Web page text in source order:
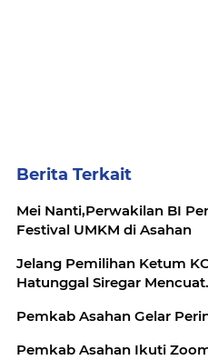
Berita Terkait
Mei Nanti,Perwakilan BI
Festival UMKM di Asahan
Jelang Pemilihan Ketum
Hatunggal Siregar
Pemkab Asahan Gelar
Pemkab Asahan Ikuti